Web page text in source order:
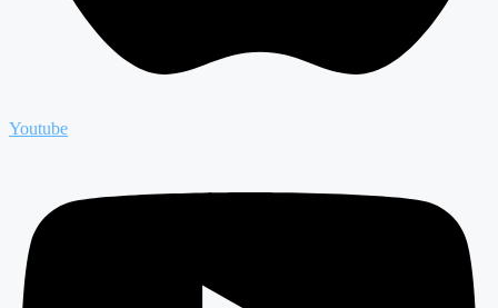
Youtube